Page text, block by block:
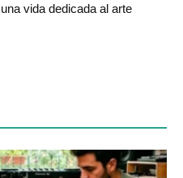
vida dedicada al arte